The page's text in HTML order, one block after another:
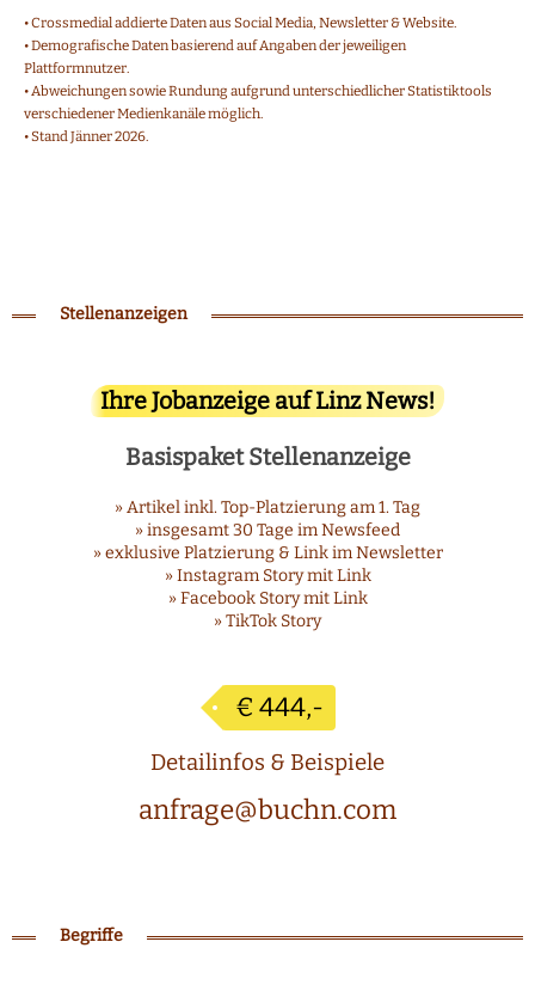
• Crossmedial addierte Daten aus Social Media, Newsletter & Website.
• Demografische Daten basierend auf Angaben der jeweiligen
Plattformnutzer.
• Abweichungen sowie Rundung aufgrund unterschiedlicher Statistiktools
verschiedener Medienkanäle möglich.
• Stand Jänner 2026.
Stellenanzeigen
Ihre Jobanzeige auf Linz News!
Basispaket Stellenanzeige
» Artikel inkl. Top-Platzierung am 1. Tag
» insgesamt 30 Tage im Newsfeed
» exklusive Platzierung & Link im Newsletter
» Instagram Story mit Link
» Facebook Story mit Link
» TikTok Story
€ 444,-
Detailinfos & Beispiele
anfrage@buchn.com
Begriffe